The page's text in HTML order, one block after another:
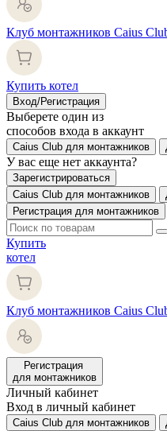
Клуб монтажников Caius
Купить котел
Вход/Регистрация
Выберете один из
способов входа в аккаунт
Caius Club для монтажников
У вас еще нет аккаунта?
Зарегистрироваться
Caius Club для монтажников
Регистрация для монтажников
Купить
котел
Клуб монтажников Caius
Регистрация
для монтажников
Личный кабинет
Вход в личный кабинет
Caius Club для монтажников